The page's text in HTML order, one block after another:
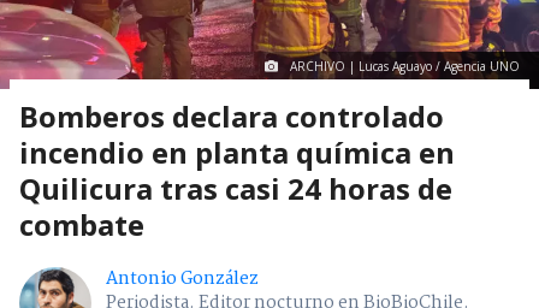
ARCHIVO | Lucas Aguayo / Agencia UNO
Bomberos declara controlado
incendio en planta química en
Quilicura tras casi 24 horas de
combate
Antonio González